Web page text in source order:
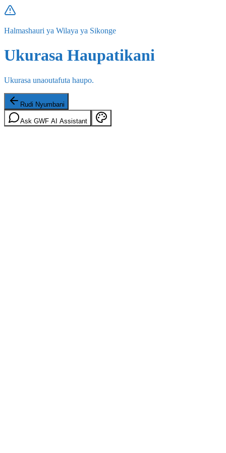
Halmashauri ya Wilaya ya Sikonge
Ukurasa Haupatikani
Ukurasa unaoutafuta haupo.
Rudi Nyumbani
Ask GWF AI Assistant